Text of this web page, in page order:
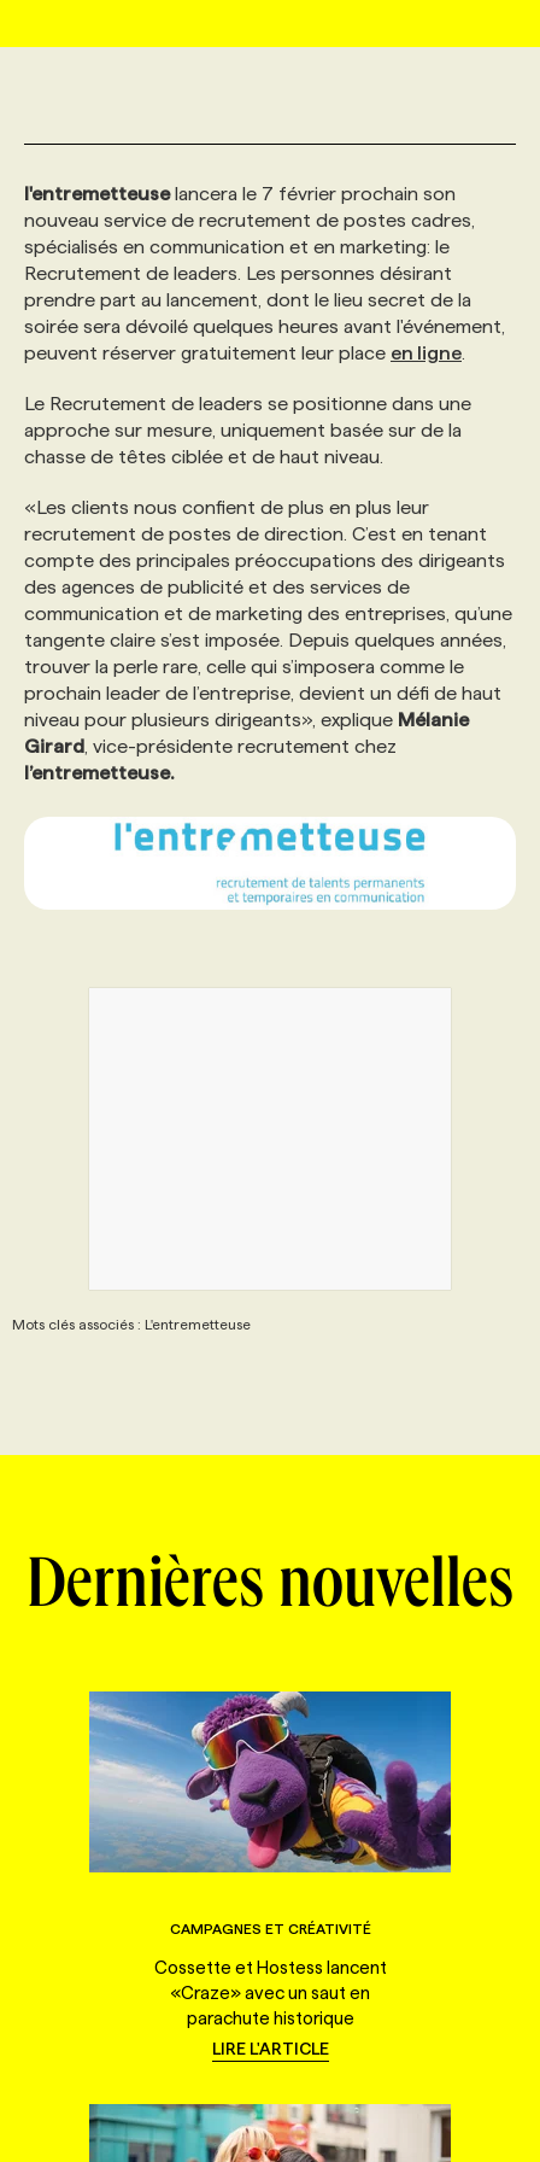
AFFAIRES DE L'INDUSTRIE
INITIATIVES NUMÉRIQUES
PRIX ET DISTINCTIONS
TENDANCES
WEB & MÉDIAS SOCIAUX
MARKETING DURABLE
GEO/SEO
ÉVÉNEMENTIEL
NOS AUTEUR‧RICES
INFOLETTRE PUBLICITÉ
ANNONCEZ AVEC NOUS
CONSULTER LA CVTHÈQUE
PROFIL ENTREPRISE
FAQ
ANNONCEZ AVEC NOUS
VOIR LES OFFRES
PROFIL CANDIDAT
FAQ
ANNONCEZ AVEC NOUS
NOS FORMATIONS EN LIGNE
NOS PARCOURS DE FORMATIONS
FORMATIONS PERSONNALISÉES
NOS FORMATEUR‧RICES
POURQUOI CHOISIR NOS FORMATIONS
PROGRAMMES DE SUBVENTIONS
FAQ
ANNONCEZ AVEC NOUS
CHASSE DE TÊTE
SERVICE DE CHASSE DE TÊTE
NOS TARIFS
NOS EXPERTISES
FAQ
ANNONCEZ AVEC NOUS
l'entremetteuselancera le 7 février prochain son
nouveau service de recrutement de postes cadres,
spécialisés en communication et en marketing: le
Recrutement de leaders. Les personnes désirant
prendre part au lancement, dont le lieu secret de la
soirée sera dévoilé quelques heures avant l'événement,
peuvent réserver gratuitement leur place en ligne
Le Recrutement de leaders se positionne dans une
approche sur mesure, uniquement basée sur de la
chasse de têtes ciblée et de haut niveau.
«Les clients nous confient de plus en plus leur
recrutement de postes de direction. C’est en tenant
compte des principales préoccupations des dirigeants
des agences de publicité et des services de
communication et de marketing des entreprises, qu’une
tangente claire s’est imposée. Depuis quelques années,
trouver la perle rare, celle qui s’imposera comme le
prochain leader de l’entreprise, devient un défi de haut
niveau pour plusieurs dirigeants», explique Mélanie
Girard , vice-présidente recrutement chez
l’entremetteuse.
Mots clés associés : L'entremetteuse
Dernières nouvelles
CAMPAGNES ET CRÉATIVITÉ
Cossette et Hostess lancent
«Craze» avec un saut en
parachute historique
LIRE L'ARTICLE